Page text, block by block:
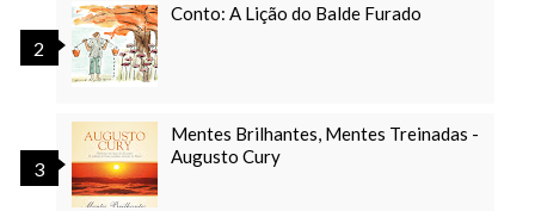
Conto: A Lição do Balde Furado
Mentes Brilhantes, Mentes Treinadas -
Augusto Cury